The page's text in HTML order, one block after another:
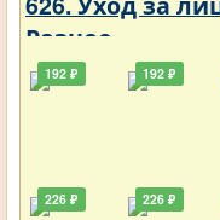
Разное
192 ₽
226 ₽
192 ₽
226 ₽